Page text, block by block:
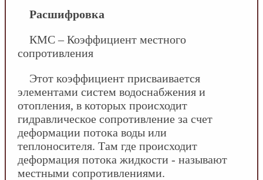
Расшифровка
КМС – Коэффициент местного
сопротивления
Этот коэффициент присваивается
элементами систем водоснабжения и
отопления, в которых происходит
гидравлическое сопротивление за счет
деформации потока воды или
теплоносителя. Там где происходит
деформация потока жидкости - называют
местными сопротивлениями.